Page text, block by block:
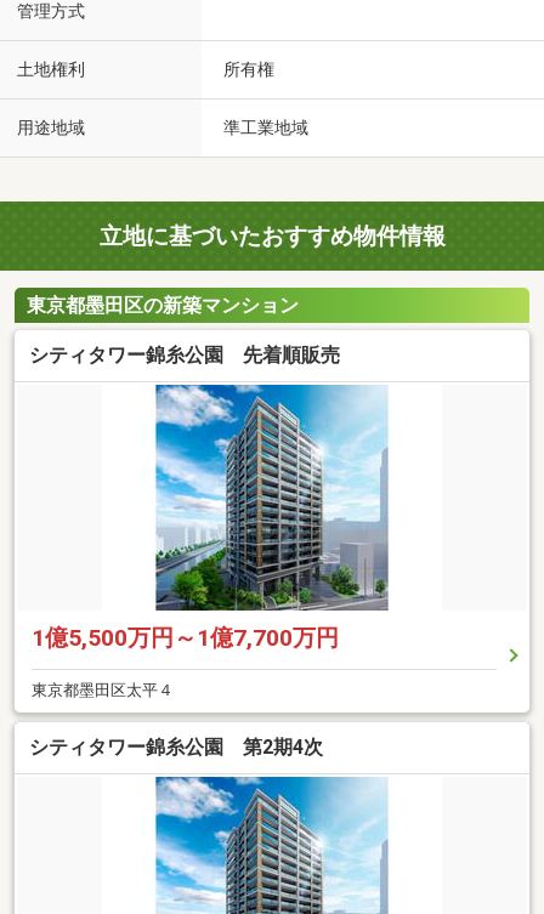
管理方式
土地権利 所有権
用途地域 準工業地域
立地に基づいたおすすめ物件情報
東京都墨田区の新築マンション
シティタワー錦糸公園 先着順販売
1億5,500万円～1億7,700万円
東京都墨田区太平４
シティタワー錦糸公園 第2期4次